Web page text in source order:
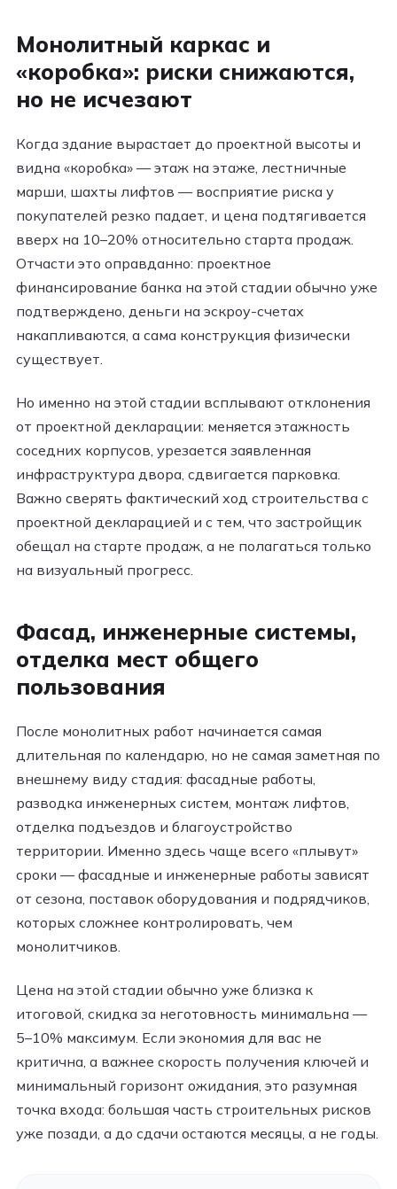
Монолитный каркас и
«коробка»: риски снижаются,
но не исчезают
Когда здание вырастает до проектной высоты и
видна «коробка» — этаж на этаже, лестничные
марши, шахты лифтов — восприятие риска у
покупателей резко падает, и цена подтягивается
вверх на 10–20% относительно старта продаж.
Отчасти это оправданно: проектное
финансирование банка на этой стадии обычно уже
подтверждено, деньги на эскроу-счетах
накапливаются, а сама конструкция физически
существует.
Но именно на этой стадии всплывают отклонения
от проектной декларации: меняется этажность
соседних корпусов, урезается заявленная
инфраструктура двора, сдвигается парковка.
Важно сверять фактический ход строительства с
проектной декларацией и с тем, что застройщик
обещал на старте продаж, а не полагаться только
на визуальный прогресс.
Фасад, инженерные системы,
отделка мест общего
пользования
После монолитных работ начинается самая
длительная по календарю, но не самая заметная по
внешнему виду стадия: фасадные работы,
разводка инженерных систем, монтаж лифтов,
отделка подъездов и благоустройство
территории. Именно здесь чаще всего «плывут»
сроки — фасадные и инженерные работы зависят
от сезона, поставок оборудования и подрядчиков,
которых сложнее контролировать, чем
монолитчиков.
Цена на этой стадии обычно уже близка к
итоговой, скидка за неготовность минимальна —
5–10% максимум. Если экономия для вас не
критична, а важнее скорость получения ключей и
минимальный горизонт ожидания, это разумная
точка входа: большая часть строительных рисков
уже позади, а до сдачи остаются месяцы, а не годы.